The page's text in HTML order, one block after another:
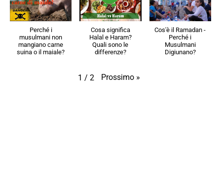
Perché i
musulmani non
mangiano carne
suina o il maiale?
Cosa significa
Halal e Haram?
Quali sono le
differenze?
Cos'è il Ramadan -
Perché i
Musulmani
Digiunano?
1 / 2 Prossimo »